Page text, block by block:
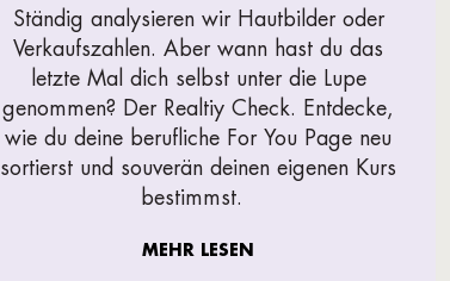
Ständig analysieren wir Hautbilder oder
Verkaufszahlen. Aber wann hast du das
letzte Mal dich selbst unter die Lupe
genommen? Der Realtiy Check. Entdecke,
wie du deine berufliche For You Page neu
sortierst und souverän deinen eigenen Kurs
bestimmst.
MEHR LESEN